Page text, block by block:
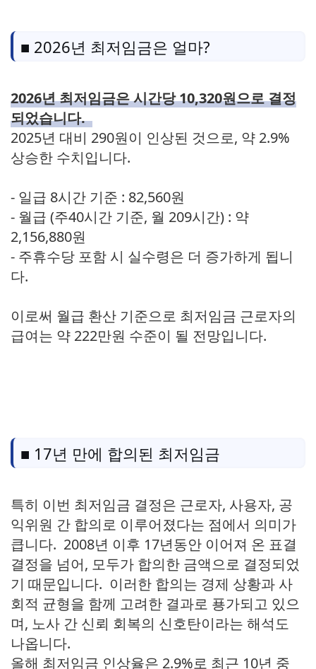
■ 2026년 최저임금은 얼마?
2026년 최저임금은 시간당 10,320원으로 결정
되었습니다.
2025년 대비 290원이 인상된 것으로, 약 2.9%
상승한 수치입니다.
- 일급 8시간 기준 : 82,560원
- 월급 (주40시간 기준, 월 209시간) : 약
2,156,880원
- 주휴수당 포함 시 실수령은 더 증가하게 됩니
다.
이로써 월급 환산 기준으로 최저임금 근로자의
급여는 약 222만원 수준이 될 전망입니다.
■ 17년 만에 합의된 최저임금
특히 이번 최저임금 결정은 근로자, 사용자, 공
익위원 간 합의로 이루어졌다는 점에서 의미가
큽니다. 2008년 이후 17년동안 이어져 온 표결
결정을 넘어, 모두가 합의한 금액으로 결정되었
기 때문입니다. 이러한 합의는 경제 상황과 사
회적 균형을 함께 고려한 결과로 푱가되고 있으
며, 노사 간 신뢰 회복의 신호탄이라는 해석도
나옵니다.
올해 최저임금 인상율은 2.9%로 최근 10년 중